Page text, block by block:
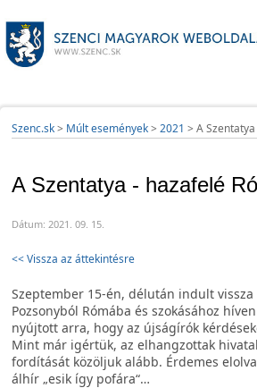
Szenc.sk> Múlt események> 2021 > A
A Szentatya - hazafelé
Dátum: 2021. 09. 15.
<< Vissza az áttekintésre
Szeptember 15-én, délután indult vissza
Pozsonyból Rómába és szokásához
nyújtott arra, hogy az újságírók
Mint már igértük, az elhangzottak
fordítását közöljuk alább. Érdemes
álhír „esik így pofára“…